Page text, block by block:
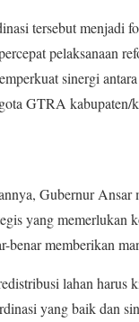
tersebut menjadi
pelaksanaan
sinergi
GTRA kabupaten/
Gubernur Ansar
yang memerlukan
benar memberikan
lahan harus
yang baik dan